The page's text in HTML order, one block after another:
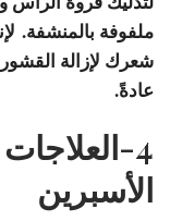
ملفوفة بالمنشفة.
شعرك لإزالة
عادةً.
4-
الأسبرين